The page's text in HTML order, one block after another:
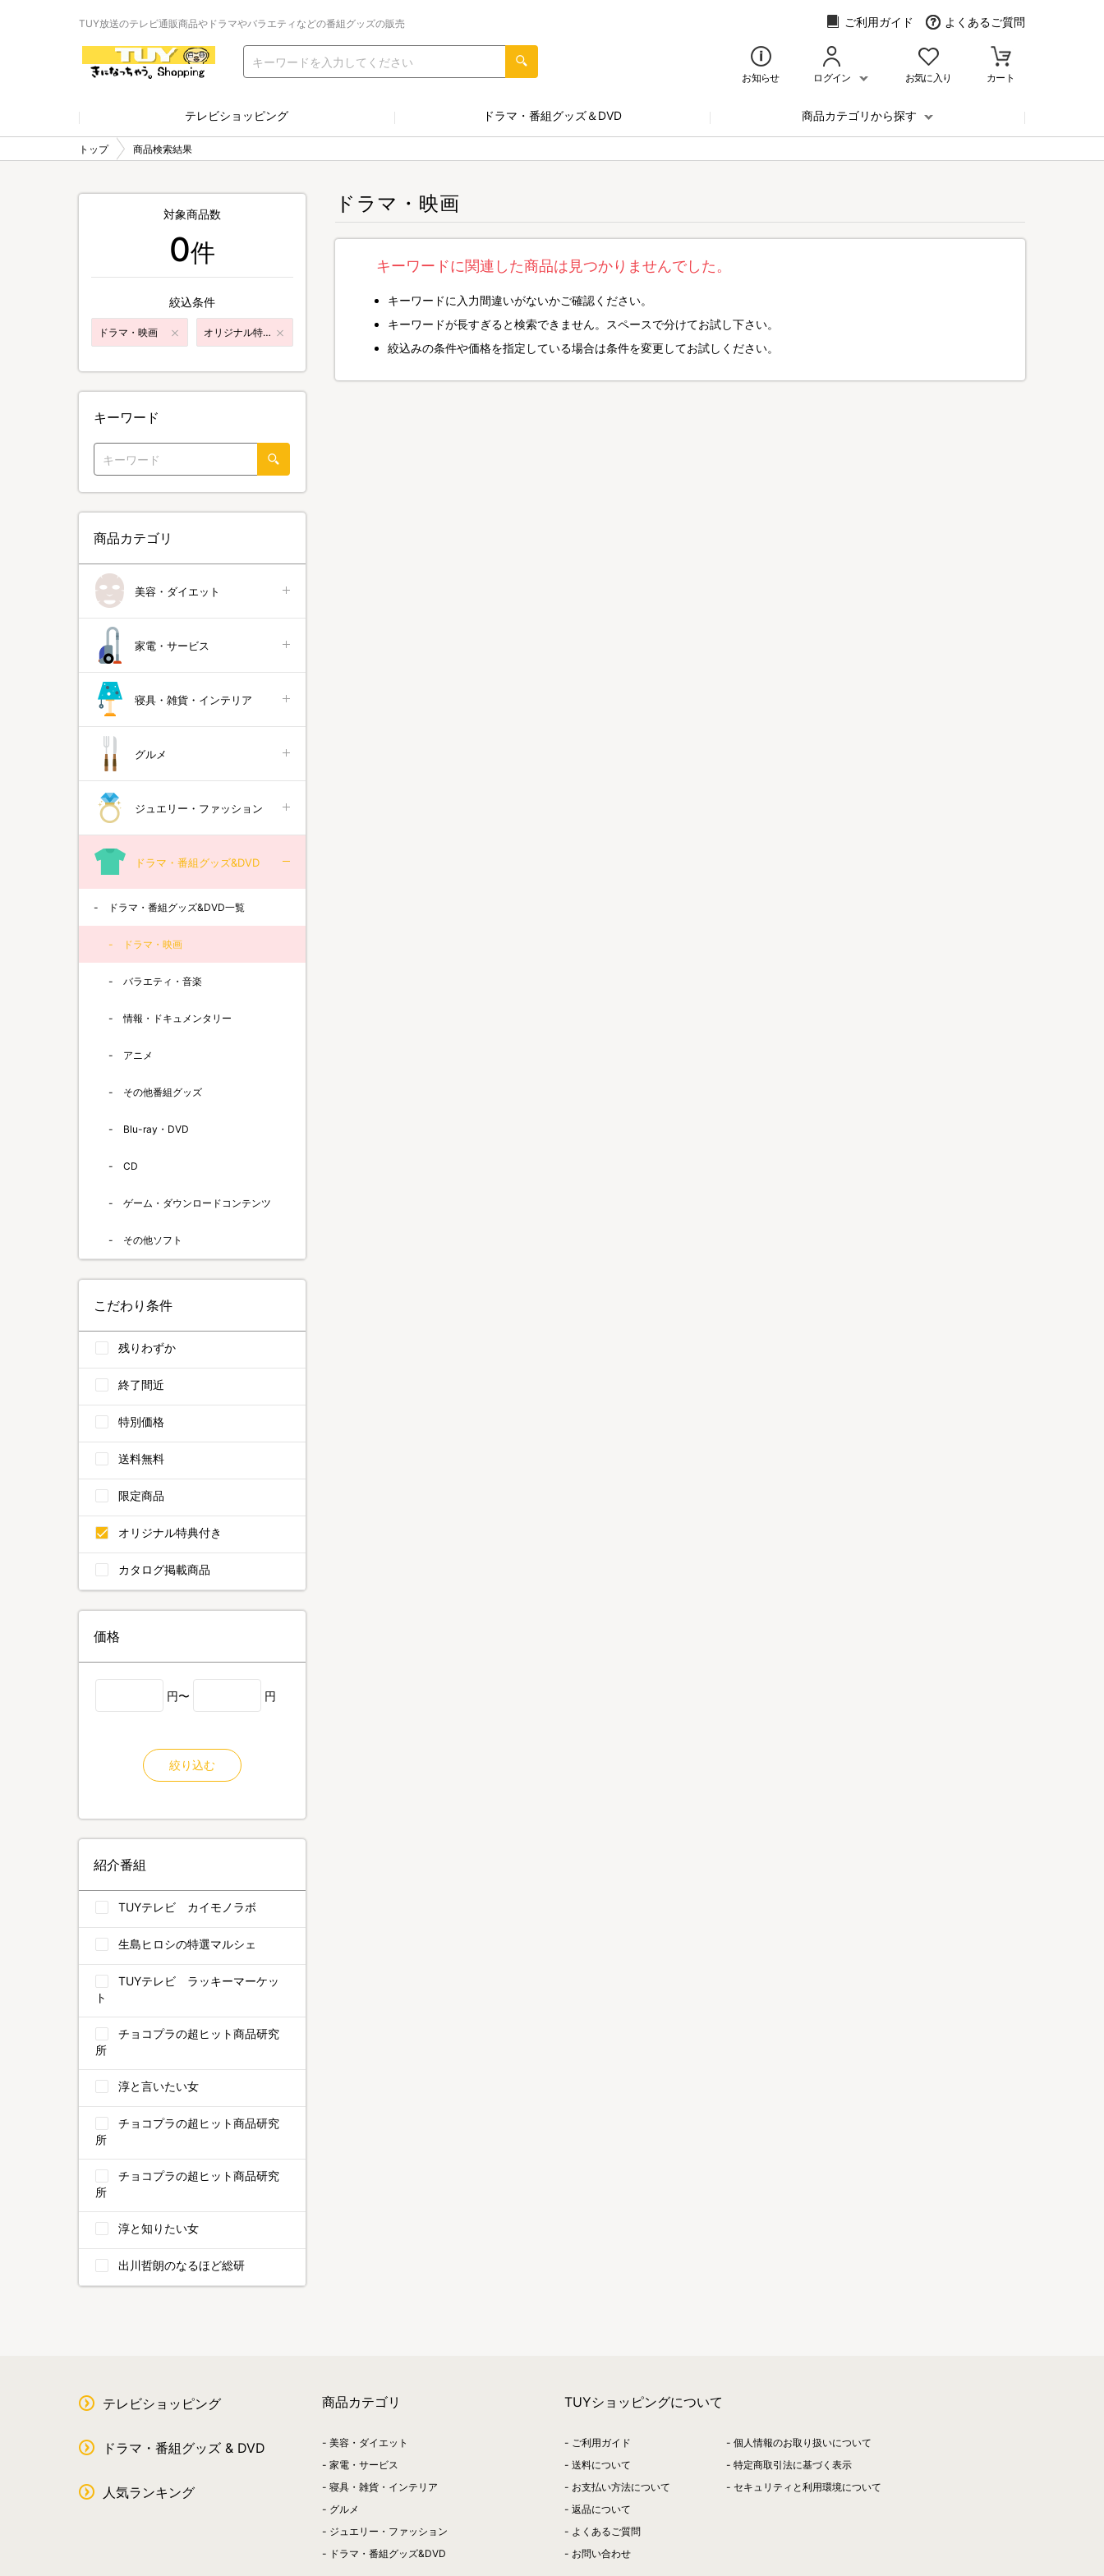
TUY放送のテレビ通販商品やドラマやバラエティなどの番組グッズの販売 ご利用ガイド よくあるご質問
お知らせ ログイン お気に入り カート
テレビショッピング ドラマ・番組グッズ＆DVD 商品カテゴリから探す
トップ 商品検索結果
ドラマ・映画
キーワードに関連した商品は見つかりませんでした。
キーワードに入力間違いがないかご確認ください。
キーワードが長すぎると検索できません。スペースで分けてお試し下さい。
絞込みの条件や価格を指定している場合は条件を変更してお試しください。
対象商品数
0件
絞込条件
ドラマ・映画 オリジナル特典付き
キーワード
商品カテゴリ
美容・ダイエット
家電・サービス
寝具・雑貨・インテリア
グルメ
ジュエリー・ファッション
ドラマ・番組グッズ&DVD
ドラマ・番組グッズ&DVD一覧
ドラマ・映画
バラエティ・音楽
情報・ドキュメンタリー
アニメ
その他番組グッズ
Blu-ray・DVD
CD
ゲーム・ダウンロードコンテンツ
その他ソフト
こだわり条件
残りわずか
終了間近
特別価格
送料無料
限定商品
オリジナル特典付き
カタログ掲載商品
価格
円〜 円
絞り込む
紹介番組
TUYテレビ カイモノラボ
生島ヒロシの特選マルシェ
TUYテレビ ラッキーマーケッ
ト
チョコプラの超ヒット商品研究
所
淳と言いたい女
チョコプラの超ヒット商品研究
所
チョコプラの超ヒット商品研究
所
淳と知りたい女
出川哲朗のなるほど総研
テレビショッピング
ドラマ・番組グッズ & DVD
人気ランキング
商品カテゴリ
美容・ダイエット
家電・サービス
寝具・雑貨・インテリア
グルメ
ジュエリー・ファッション
ドラマ・番組グッズ&DVD
TUYショッピングについて
ご利用ガイド
送料について
お支払い方法について
返品について
よくあるご質問
お問い合わせ
個人情報のお取り扱いについて
特定商取引法に基づく表示
セキュリティと利用環境について